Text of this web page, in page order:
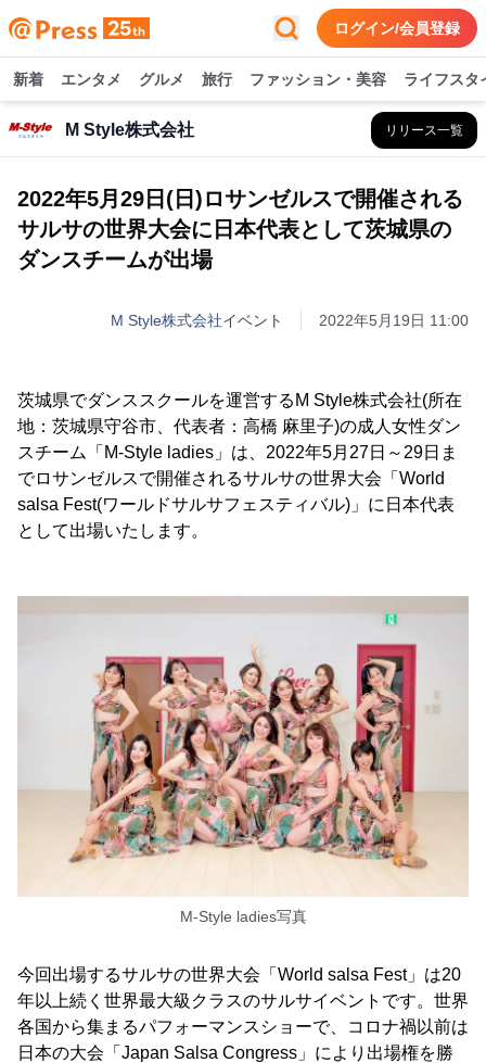
ログイン/会員登録
新着 エンタメ グルメ 旅行 ファッション・美容 ライフスタ
M Style株式会社 リリース一覧
2022年5月29日(日)ロサンゼルスで開催される
サルサの世界大会に日本代表として茨城県の
ダンスチームが出場
M Style株式会社イベント 2022年5月19日 11:00
茨城県でダンススクールを運営するM Style株式会社(所在
地：茨城県守谷市、代表者：高橋 麻里子)の成人女性ダン
スチーム「M-Style ladies」は、2022年5月27日～29日ま
でロサンゼルスで開催されるサルサの世界大会「World
salsa Fest(ワールドサルサフェスティバル)」に日本代表
として出場いたします。
M-Style ladies写真
今回出場するサルサの世界大会「World salsa Fest」は20
年以上続く世界最大級クラスのサルサイベントです。世界
各国から集まるパフォーマンスショーで、コロナ禍以前は
日本の大会「Japan Salsa Congress」により出場権を勝